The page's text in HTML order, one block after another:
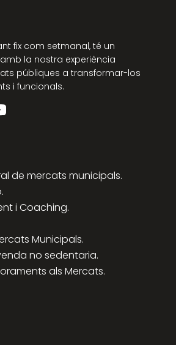
fix com setmanal, té un
la nostra experiència
públiques a transformar-los
i funcionals.
de mercats municipals.
i Coaching.
Municipals.
no sedentaria.
als Mercats.